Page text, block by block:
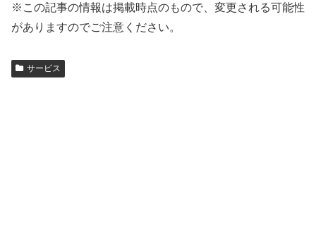
※この記事の情報は掲載時点のもので、変更される可能性
がありますのでご注意ください。
サービス